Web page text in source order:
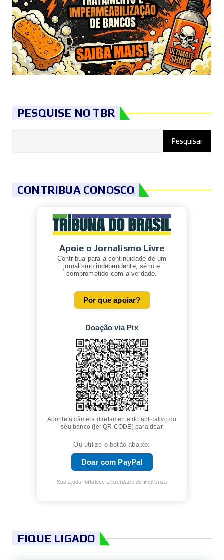
PESQUISE NO TBR
CONTRIBUA CONOSCO
Apoie o Jornalismo Livre
Contribua para a continuidade de um
jornalismo independente, sério e
comprometido com a verdade.
Por que apoiar?
Doação via Pix
Aponte a câmera diretamente do aplicativo do
seu banco (ler QR CODE) para doar
Ou utilize o botão abaixo:
Doar com PayPal
Sua ajuda fortalece a liberdade de imprensa
FIQUE LIGADO